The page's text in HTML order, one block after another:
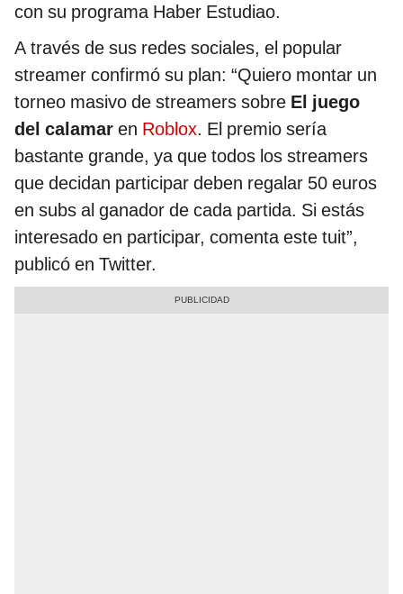
con su programa Haber Estudiao.
A través de sus redes sociales, el popular
streamer confirmó su plan: “Quiero montar un
torneo masivo de streamers sobre El juego
del calamar en Roblox. El premio sería
bastante grande, ya que todos los streamers
que decidan participar deben regalar 50 euros
en subs al ganador de cada partida. Si estás
interesado en participar, comenta este tuit”,
publicó en Twitter.